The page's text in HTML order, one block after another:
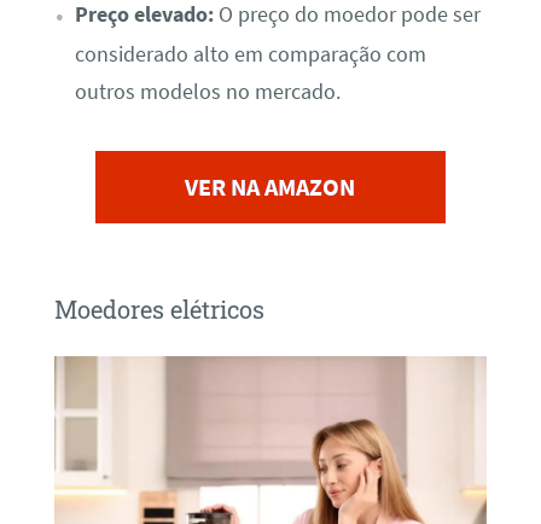
Preço elevado:O preço do moedor pode ser
considerado alto em comparação com
outros modelos no mercado.
VER NA AMAZON
Moedores elétricos